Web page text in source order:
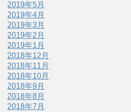
2019年5月
2019年4月
2019年3月
2019年2月
2019年1月
2018年12月
2018年11月
2018年10月
2018年9月
2018年8月
2018年7月